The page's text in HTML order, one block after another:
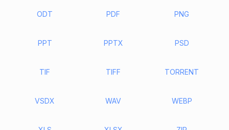
ODT PDF PNG
PPT PPTX PSD
TIF TIFF TORRENT
VSDX WAV WEBP